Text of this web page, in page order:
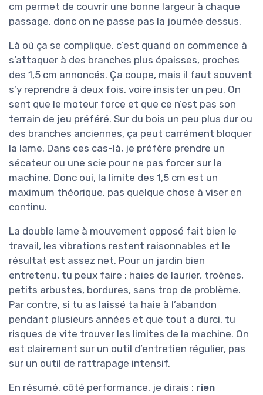
cm permet de couvrir une bonne largeur à chaque
passage, donc on ne passe pas la journée dessus.
Là où ça se complique, c’est quand on commence à
s’attaquer à des branches plus épaisses, proches
des 1,5 cm annoncés. Ça coupe, mais il faut souvent
s’y reprendre à deux fois, voire insister un peu. On
sent que le moteur force et que ce n’est pas son
terrain de jeu préféré. Sur du bois un peu plus dur ou
des branches anciennes, ça peut carrément bloquer
la lame. Dans ces cas-là, je préfère prendre un
sécateur ou une scie pour ne pas forcer sur la
machine. Donc oui, la limite des 1,5 cm est un
maximum théorique, pas quelque chose à viser en
continu.
La double lame à mouvement opposé fait bien le
travail, les vibrations restent raisonnables et le
résultat est assez net. Pour un jardin bien
entretenu, tu peux faire : haies de laurier, troènes,
petits arbustes, bordures, sans trop de problème.
Par contre, si tu as laissé ta haie à l’abandon
pendant plusieurs années et que tout a durci, tu
risques de vite trouver les limites de la machine. On
est clairement sur un outil d’entretien régulier, pas
sur un outil de rattrapage intensif.
En résumé, côté performance, je dirais : rien